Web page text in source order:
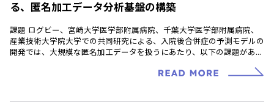
る、匿名加工データ分析基盤の構築
課題 ログビー、宮崎大学医学部附属病院、千葉大学医学部附属病院、
産業技術大学院大学での共同研究による、入院後合併症の予測モデルの
開発では、大規模な匿名加工データを扱うにあたり、以下の課題があり